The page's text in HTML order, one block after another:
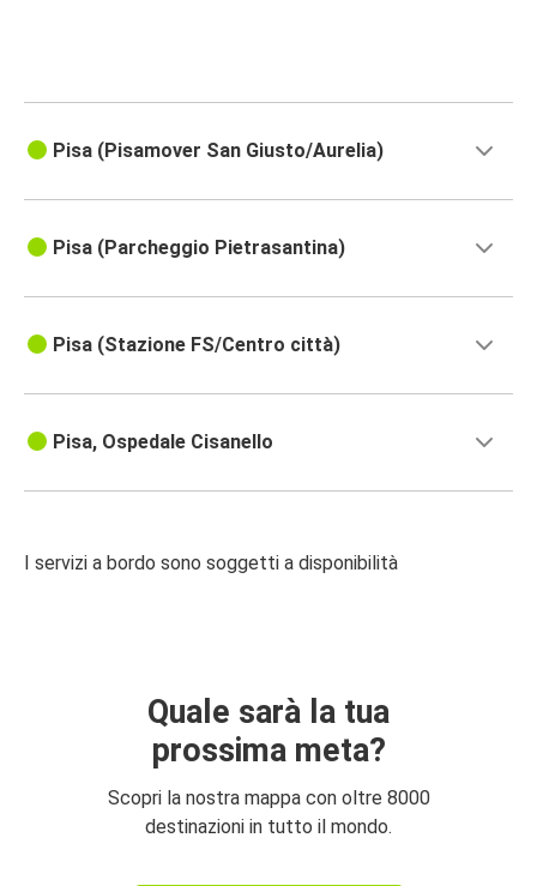
Pisa (Pisamover San Giusto/Aurelia)
Pisa (Parcheggio Pietrasantina)
Pisa (Stazione FS/Centro città)
Pisa, Ospedale Cisanello
I servizi a bordo sono soggetti a disponibilità
Quale sarà la tua
prossima meta?
Scopri la nostra mappa con oltre 8000
destinazioni in tutto il mondo.